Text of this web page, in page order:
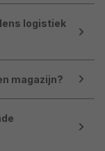
logistiek
magazijn?